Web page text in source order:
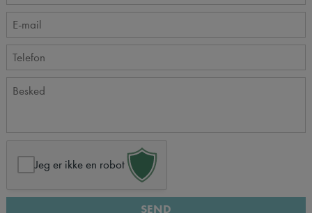
Jeg er ikke en robot